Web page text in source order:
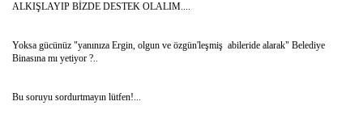
ALKIŞLAYIP BİZDE DESTEK OLALIM....
Yoksa gücünüz "yanınıza Ergin, olgun ve özgün'leşmiş abileride alarak" Belediye
Binasına mı yetiyor ?..
Bu soruyu sordurtmayın lütfen!...